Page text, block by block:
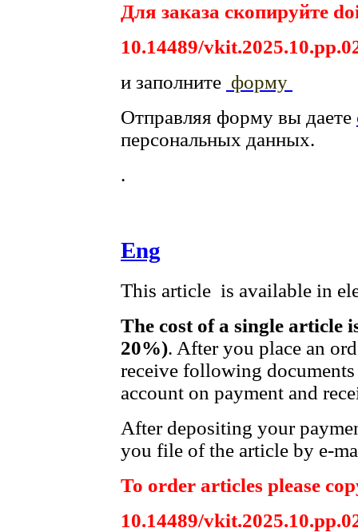
Для заказа скопируйте
10.14489/
и заполните форму
Отправляя форму вы даете
персональных данных.
.
Eng
This article is available in
The cost of a single article
20%). After you place an
receive following
account on payment and
After depositing your
you file of the article by e-
To order articles please
10.14489/